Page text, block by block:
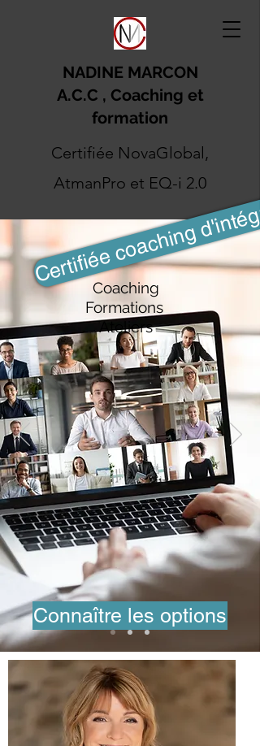
NADINE MARCON
A.C.C , Coaching et
formation
Certifiée NovaGlobal,
AtmanPro et EQ-i 2.0
Certifiée coaching
Coaching
Formations
Ateliers
Connaître les options